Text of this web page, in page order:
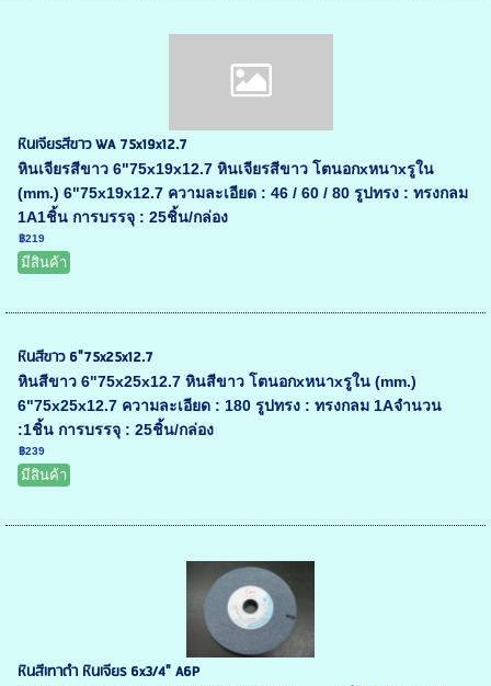
หินเจียรสีขาว WA 75x19x12.7
หินเจียรสีขาว 6"75x19x12.7 หินเจียรสีขาว โตนอกxหนาxรูใน
(mm.) 6"75x19x12.7 ความละเอียด : 46 / 60 / 80 รูปทรง : ทรงกลม
1A1ชิ้น การบรรจุ : 25ชิ้น/กล่อง
฿219
มีสินค้า
หินสีขาว 6"75x25x12.7
หินสีขาว 6"75x25x12.7 หินสีขาว โตนอกxหนาxรูใน (mm.)
6"75x25x12.7 ความละเอียด : 180 รูปทรง : ทรงกลม 1Aจำนวน
:1ชิ้น การบรรจุ : 25ชิ้น/กล่อง
฿239
มีสินค้า
หินสีเทาดำ หินเจียร 6x3/4" A6P